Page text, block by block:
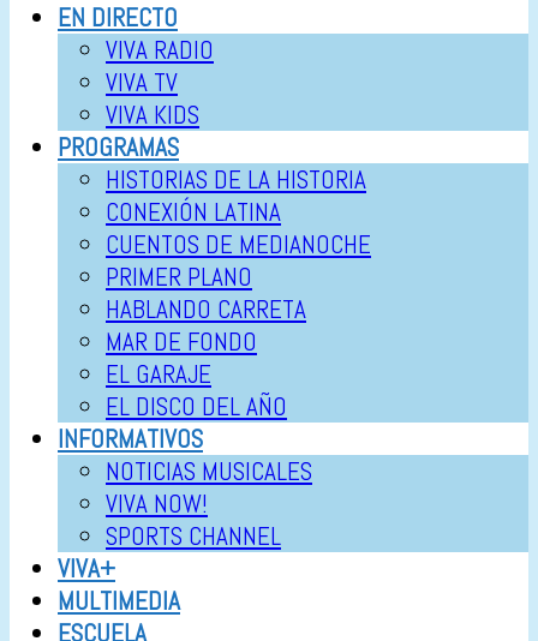
EN DIRECTO
VIVA RADIO
VIVA TV
VIVA KIDS
PROGRAMAS
HISTORIAS DE LA HISTORIA
CONEXIÓN LATINA
CUENTOS DE MEDIANOCHE
PRIMER PLANO
HABLANDO CARRETA
MAR DE FONDO
EL GARAJE
EL DISCO DEL AÑO
INFORMATIVOS
NOTICIAS MUSICALES
VIVA NOW!
SPORTS CHANNEL
VIVA+
MULTIMEDIA
ESCUELA